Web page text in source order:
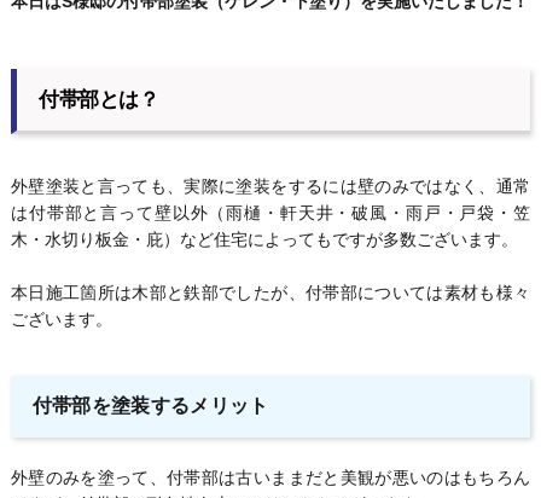
付帯部とは？
外壁塗装と言っても、実際に塗装をするには壁のみではなく、通常
は付帯部と言って壁以外（雨樋・軒天井・破風・雨戸・戸袋・笠
木・水切り板金・庇）など住宅によってもですが多数ございます。
本日施工箇所は木部と鉄部でしたが、付帯部については素材も様々
ございます。
付帯部を塗装するメリット
外壁のみを塗って、付帯部は古いままだと美観が悪いのはもちろん